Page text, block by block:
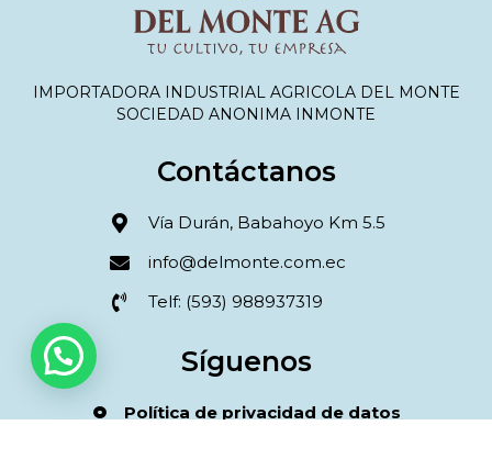
IMPORTADORA INDUSTRIAL AGRICOLA DEL MONTE
SOCIEDAD ANONIMA INMONTE
Contáctanos
Vía Durán, Babahoyo Km 5.5
info@delmonte.com.ec
Telf: (593) 988937319
Síguenos
Política de privacidad de datos